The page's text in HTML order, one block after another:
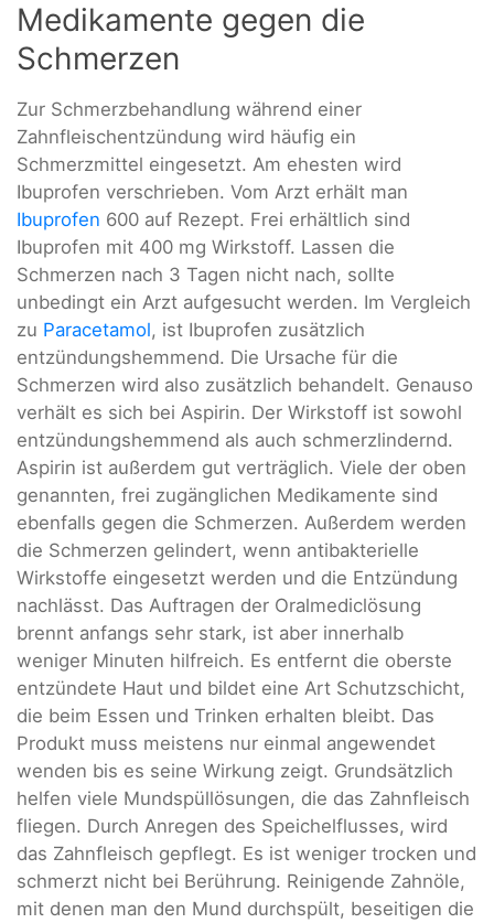
Medikamente gegen die
Schmerzen
Zur Schmerzbehandlung während einer
Zahnfleischentzündung wird häufig ein
Schmerzmittel eingesetzt. Am ehesten wird
Ibuprofen verschrieben. Vom Arzt erhält man
Ibuprofen 600 auf Rezept. Frei erhältlich sind
Ibuprofen mit 400 mg Wirkstoff. Lassen die
Schmerzen nach 3 Tagen nicht nach, sollte
unbedingt ein Arzt aufgesucht werden. Im Vergleich
zu Paracetamol, ist Ibuprofen zusätzlich
entzündungshemmend. Die Ursache für die
Schmerzen wird also zusätzlich behandelt. Genauso
verhält es sich bei Aspirin. Der Wirkstoff ist sowohl
entzündungshemmend als auch schmerzlindernd.
Aspirin ist außerdem gut verträglich. Viele der oben
genannten, frei zugänglichen Medikamente sind
ebenfalls gegen die Schmerzen. Außerdem werden
die Schmerzen gelindert, wenn antibakterielle
Wirkstoffe eingesetzt werden und die Entzündung
nachlässt. Das Auftragen der Oralmediclösung
brennt anfangs sehr stark, ist aber innerhalb
weniger Minuten hilfreich. Es entfernt die oberste
entzündete Haut und bildet eine Art Schutzschicht,
die beim Essen und Trinken erhalten bleibt. Das
Produkt muss meistens nur einmal angewendet
wenden bis es seine Wirkung zeigt. Grundsätzlich
helfen viele Mundspüllösungen, die das Zahnfleisch
fliegen. Durch Anregen des Speichelflusses, wird
das Zahnfleisch gepflegt. Es ist weniger trocken und
schmerzt nicht bei Berührung. Reinigende Zahnöle,
mit denen man den Mund durchspült, beseitigen die